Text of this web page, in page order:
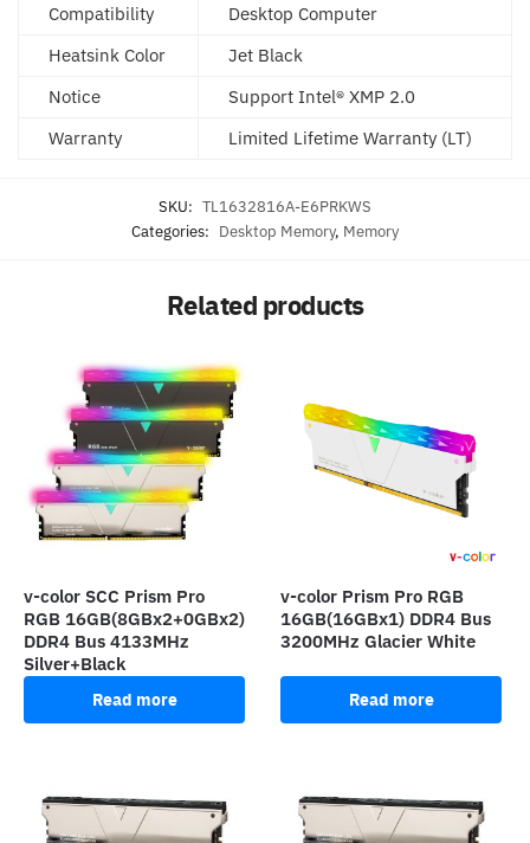
Compatibility
Desktop Computer
Heatsink Color
Jet Black
Notice
Support Intel® XMP 2.0
Warranty
Limited Lifetime Warranty (LT)
SKU: TL1632816A-E6PRKWS
Categories: Desktop Memory, Memory
Related products
v-color SCC Prism Pro
RGB 16GB(8GBx2+0GBx2)
DDR4 Bus 4133MHz
Silver+Black
Read more
v-color Prism Pro RGB
16GB(16GBx1) DDR4 Bus
3200MHz Glacier White
Read more